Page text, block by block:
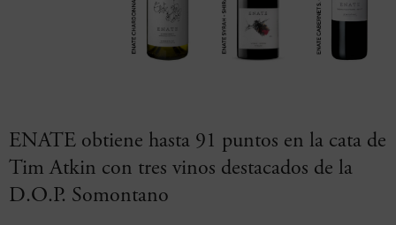
ENATE obtiene hasta 91 puntos en la cata de
Tim Atkin con tres vinos destacados de la
D.O.P. Somontano